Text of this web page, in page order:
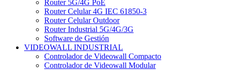
Router 5G/4G PoE
Router Celular 4G IEC 61850-3
Router Celular Outdoor
Router Industrial 5G/4G/3G
Software de Gestión
VIDEOWALL INDUSTRIAL
Controlador de Videowall Compacto
Controlador de Videowall Modular